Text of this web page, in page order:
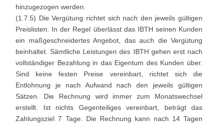
hinzugezogen werden.
(1.7.5) Die Vergütung richtet sich nach den jeweils gültigen
Preislisten. In der Regel überlässt das IBTH seinen Kunden
ein maßgeschneidertes Angebot, das auch die Vergütung
beinhaltet. Sämtliche Leistungen des IBTH gehen erst nach
vollständiger Bezahlung in das Eigentum des Kunden über.
Sind keine festen Preise vereinbart, richtet sich die
Entlohnung je nach Aufwand nach den jeweils gültigen
Sätzen. Die Rechnung wird immer zum Monatswechsel
erstellt. Ist nichts Gegenteiliges vereinbart, beträgt das
Zahlungsziel 7 Tage. Die Rechnung kann nach 14 Tagen